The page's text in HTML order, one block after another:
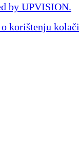
by UPVISION.
korištenju